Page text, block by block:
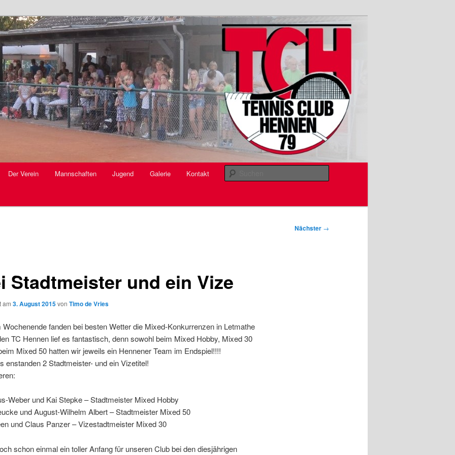
Der Verein Mannschaften Jugend Galerie Kontakt
Nächster →
Stadtmeister und ein Vize
am 3. August 2015von Timo de Vries
Wochenende fanden bei besten Wetter die Mixed-Konkurrenzen in Letmathe
TC Hennen lief es fantastisch, denn sowohl beim Mixed Hobby, Mixed 30
Mixed 50 hatten wir jeweils ein Hennener Team im Endspiel!!!!
enstanden 2 Stadtmeister- und ein Vizetitel!
Weber und Kai Stepke – Stadtmeister Mixed Hobby
und August-Wilhelm Albert – Stadtmeister Mixed 50
und Claus Panzer – Vizestadtmeister Mixed 30
schon einmal ein toller Anfang für unseren Club bei den diesjährigen